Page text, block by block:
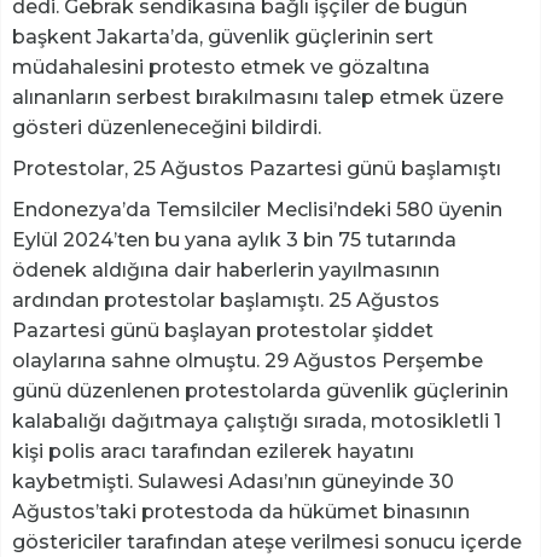
dedi. Gebrak sendikasına bağlı işçiler de bugün
başkent Jakarta’da, güvenlik güçlerinin sert
müdahalesini protesto etmek ve gözaltına
alınanların serbest bırakılmasını talep etmek üzere
gösteri düzenleneceğini bildirdi.
Protestolar, 25 Ağustos Pazartesi günü başlamıştı
Endonezya’da Temsilciler Meclisi’ndeki 580 üyenin
Eylül 2024’ten bu yana aylık 3 bin 75 tutarında
ödenek aldığına dair haberlerin yayılmasının
ardından protestolar başlamıştı. 25 Ağustos
Pazartesi günü başlayan protestolar şiddet
olaylarına sahne olmuştu. 29 Ağustos Perşembe
günü düzenlenen protestolarda güvenlik güçlerinin
kalabalığı dağıtmaya çalıştığı sırada, motosikletli 1
kişi polis aracı tarafından ezilerek hayatını
kaybetmişti. Sulawesi Adası’nın güneyinde 30
Ağustos’taki protestoda da hükümet binasının
göstericiler tarafından ateşe verilmesi sonucu içerde